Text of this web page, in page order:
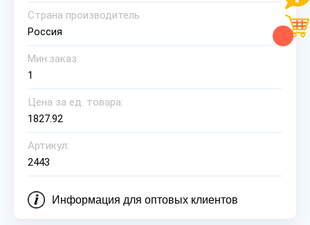
Страна производитель
Россия
Мин.заказ
1
Цена за ед. товара:
1827.92
Артикул:
2443
Информация для оптовых клиентов